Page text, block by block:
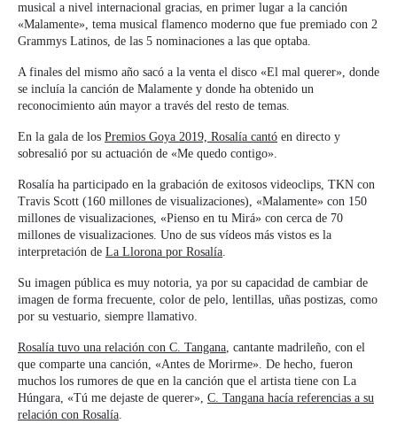
musical a nivel internacional gracias, en primer lugar a la canción
«Malamente», tema musical flamenco moderno que fue premiado con 2
Grammys Latinos, de las 5 nominaciones a las que optaba.
A finales del mismo año sacó a la venta el disco «El mal querer», donde
se incluía la canción de Malamente y donde ha obtenido un
reconocimiento aún mayor a través del resto de temas.
En la gala de los Premios Goya 2019, Rosalía cantó en directo y
sobresalió por su actuación de «Me quedo contigo».
Rosalía ha participado en la grabación de exitosos videoclips, TKN con
Travis Scott (160 millones de visualizaciones), «Malamente» con 150
millones de visualizaciones, «Pienso en tu Mirá» con cerca de 70
millones de visualizaciones. Uno de sus vídeos más vistos es la
interpretación de La Llorona por Rosalía.
Su imagen pública es muy notoria, ya por su capacidad de cambiar de
imagen de forma frecuente, color de pelo, lentillas, uñas postizas, como
por su vestuario, siempre llamativo.
Rosalía tuvo una relación con C. Tangana, cantante madrileño, con el
que comparte una canción, «Antes de Morirme». De hecho, fueron
muchos los rumores de que en la canción que el artista tiene con La
Húngara, «Tú me dejaste de querer», C. Tangana hacía referencias a su
relación con Rosalía.